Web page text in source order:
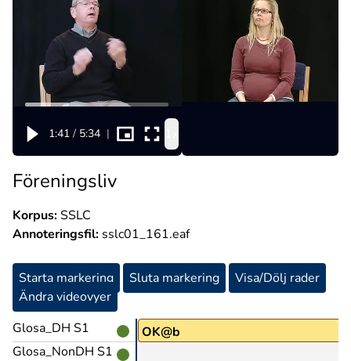
1:41 / 5:34 |
Föreningsliv
Korpus:SSLC
Annoteringsfil: sslc01_161.eaf
Starta markering Sluta markering
Visa/Dölj rader
Ändra videovyer
Glosa_DH S1
Glosa_NonDH S1
OK@b